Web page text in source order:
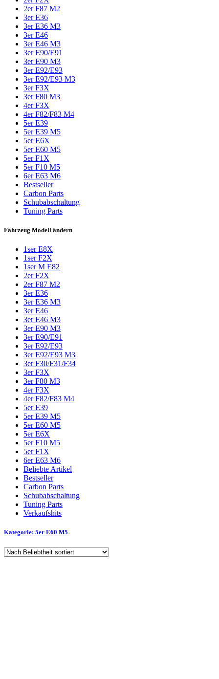
2er F87 M2
3er E36
3er E36 M3
3er E46
3er E46 M3
3er E90/E91
3er E90 M3
3er E92/E93
3er E92/E93 M3
3er F3X
3er F80 M3
4er F3X
4er F82/F83 M4
5er E39
5er E39 M5
5er E6X
5er E60 M5
5er F1X
5er F10 M5
6er E63 M6
Bestseller
Carbon Parts
Schubabschaltung
Tuning Parts
Fahrzeug Modell ändern
1ser E8X
1ser F2X
1ser M E82
2er F2X
2er F87 M2
3er E36
3er E36 M3
3er E46
3er E46 M3
3er E90 M3
3er E90/E91
3er E92/E93
3er E92/E93 M3
3er F30/F31/F34
3er F3X
3er F80 M3
4er F3X
4er F82/F83 M4
5er E39
5er E39 M5
5er E60 M5
5er E6X
5er F10 M5
5er F1X
6er E63 M6
Beliebte Artikel
Bestseller
Carbon Parts
Schubabschaltung
Tuning Parts
Verkaufshits​
Kategorie: 5er E60 M5